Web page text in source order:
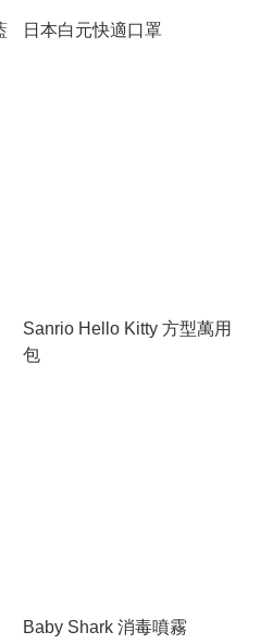
日本白元快適口罩
Sanrio Hello Kitty 方型萬用
包
Baby Shark 消毒噴霧